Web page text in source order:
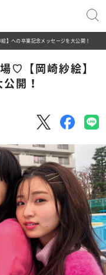
】への卒業記念メッセージを大公開！
♡【岡崎紗絵】
開！